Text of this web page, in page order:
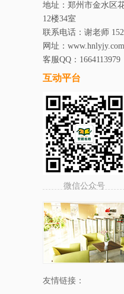
地址：郑州市金水区
12楼34室
联系电话：谢老师
网址：www.hnlyjy.com
客服QQ：1664113979
互动平台
微信公众号
友情链接：